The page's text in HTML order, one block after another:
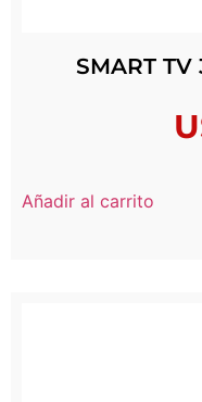
SMART TV
Añadir al carrito